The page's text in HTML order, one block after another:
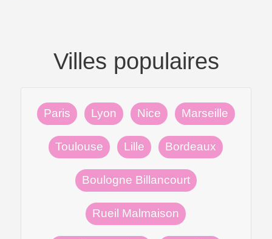
Villes populaires
Paris Lyon Nice Marseille
Toulouse Lille Bordeaux
Boulogne Billancourt
Rueil Malmaison